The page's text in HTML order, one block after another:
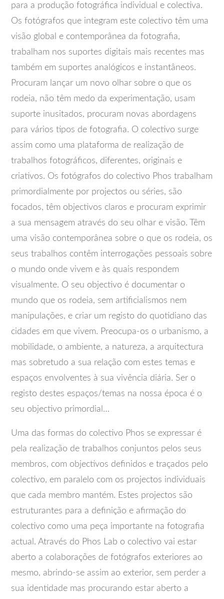
para a produção fotográfica individual e colectiva.
Os fotógrafos que integram este colectivo têm uma
visão global e contemporânea da fotografia,
trabalham nos suportes digitais mais recentes mas
também em suportes analógicos e instantâneos.
Procuram lançar um novo olhar sobre o que os
rodeia, não têm medo da experimentação, usam
suporte inusitados, procuram novas abordagens
para vários tipos de fotografia. O colectivo surge
assim como uma plataforma de realização de
trabalhos fotográficos, diferentes, originais e
criativos. Os fotógrafos do colectivo Phos trabalham
primordialmente por projectos ou séries, são
focados, têm objectivos claros e procuram exprimir
a sua mensagem através do seu olhar e visão. Têm
uma visão contemporânea sobre o que os rodeia, os
seus trabalhos contêm interrogações pessoais sobre
o mundo onde vivem e às quais respondem
visualmente. O seu objectivo é documentar o
mundo que os rodeia, sem artificialismos nem
manipulações, e criar um registo do quotidiano das
cidades em que vivem. Preocupa-os o urbanismo, a
mobilidade, o ambiente, a natureza, a arquitectura
mas sobretudo a sua relação com estes temas e
espaços envolventes à sua vivência diária. Ser o
registo destes espaços/temas na nossa época é o
seu objectivo primordial…
Uma das formas do colectivo Phos se expressar é
pela realização de trabalhos conjuntos pelos seus
membros, com objectivos definidos e traçados pelo
colectivo, em paralelo com os projectos individuais
que cada membro mantém. Estes projectos são
estruturantes para a definição e afirmação do
colectivo como uma peça importante na fotografia
actual. Através do Phos Lab o colectivo vai estar
aberto a colaborações de fotógrafos exteriores ao
mesmo, abrindo-se assim ao exterior, sem perder a
sua identidade mas procurando estar aberto a